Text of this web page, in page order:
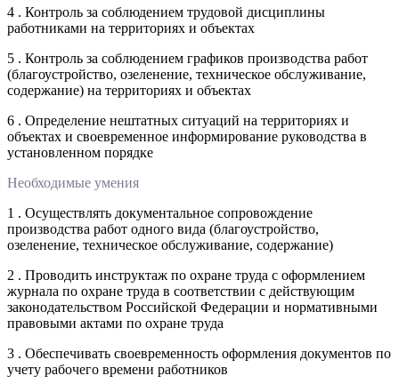
4 . Контроль за соблюдением трудовой дисциплины
работниками на территориях и объектах
5 . Контроль за соблюдением графиков производства работ
(благоустройство, озеленение, техническое обслуживание,
содержание) на территориях и объектах
6 . Определение нештатных ситуаций на территориях и
объектах и своевременное информирование руководства в
установленном порядке
Необходимые умения
1 . Осуществлять документальное сопровождение
производства работ одного вида (благоустройство,
озеленение, техническое обслуживание, содержание)
2 . Проводить инструктаж по охране труда с оформлением
журнала по охране труда в соответствии с действующим
законодательством Российской Федерации и нормативными
правовыми актами по охране труда
3 . Обеспечивать своевременность оформления документов по
учету рабочего времени работников